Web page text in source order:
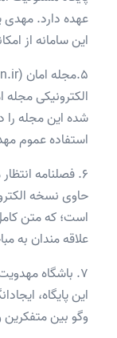
عهده دارد. مهدی
این سامانه از
الکترونیکی
شده این مجله را
استفاده عموم
حاوی نسخه
است؛ که متن
علاقه مندان به
این پایگاه،
وگو بین